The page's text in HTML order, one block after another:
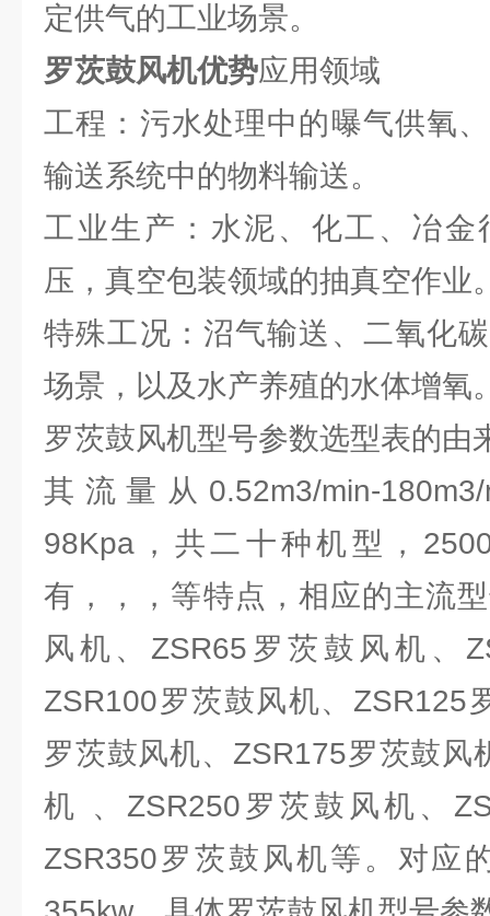
定供气的工业场景。
罗茨鼓风机优势应用领域
工程：污水处理中的曝气供氧
输送系统中的物料输送。
工业生产：水泥、化工、冶金
压，真空包装领域的抽真空作业
特殊工况：沼气输送、二氧化
场景，以及水产养殖的水体增氧
罗茨鼓风机型号参数选型表的由
其流量从0.52m3/min-
98Kpa，共二十种机型，
有，，，等特点，相应的主流
风机、ZSR65罗茨鼓风机、
ZSR100罗茨鼓风机、ZSR125
罗茨鼓风机、ZSR175罗茨鼓风
机 、ZSR250罗茨鼓风机、
ZSR350罗茨鼓风机等。对应